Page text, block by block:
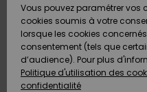
Snow
Snow
A
AIDE &
CONTACT
Quiksilver
Freedom
Protection
des
MAGASINS
Vous pouvez paramétrer vos
cookies soumis à votre
lorsque les cookies
consentement (tels que
d’audience). Pour plus
Politique d'utilisation des
confidentialité